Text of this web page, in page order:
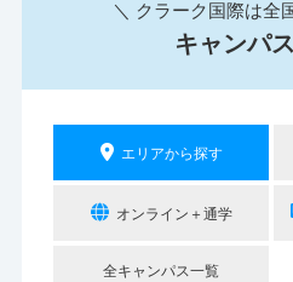
＼ クラーク国際は全
キャンパ
エリアから探す
オンライン＋通学
全キャンパス一覧